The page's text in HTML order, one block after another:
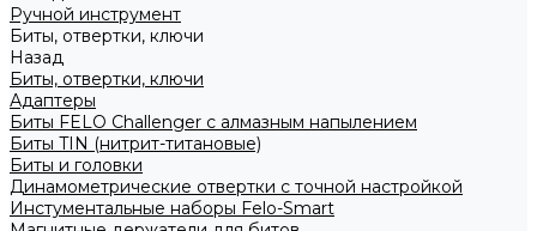
Ручной инструмент
Биты, отвертки, ключи
Назад
Биты, отвертки, ключи
Адаптеры
Биты FELO Challenger с алмазным напылением
Биты TIN (нитрит-титановые)
Биты и головки
Динамометрические отвертки с точной настройкой
Инстументальные наборы Felo-Smart